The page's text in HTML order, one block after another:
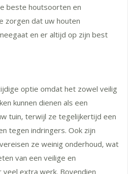
beste houtsoorten en
zorgen dat uw houten
en er altijd op zijn best
optie omdat het zowel veilig
kunnen dienen als een
tuin, terwijl ze tegelijkertijd een
tegen indringers. Ook zijn
ze weinig onderhoud, wat
van een veilige en
extra werk. Bovendien